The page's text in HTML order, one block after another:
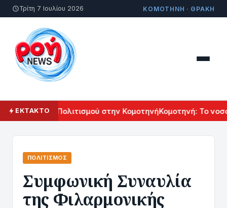
Τρίτη 7 Ιουλίου 2026 ΚΟΜΟΤΗΝΗ · ΘΡΑΚΗ
ΕΚΤΑΚΤΟ
Αρμενικού Πολιτισμού στην ΚομοτηνήΚομοτηνή: Το
ΠΟΛΙΤΙΣΜΌΣ
Συμφωνική Συναυλία
της Φιλαρμονικής